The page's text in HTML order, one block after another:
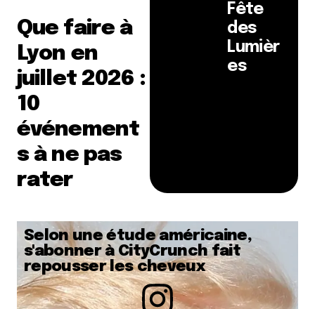
Que faire à
Lyon en
juillet 2026 :
10
événement
s à ne pas
rater
Fête
des
Lumièr
es
Selon une étude américaine,
s'abonner à CityCrunch fait
repousser les cheveux